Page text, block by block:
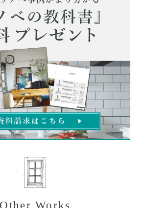
Other Works